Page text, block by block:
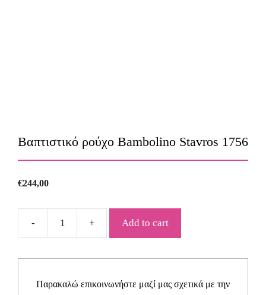
Βαπτιστικό ρούχο Bambolino Stavros 1756
€244,00
Βαπτιστικό
Bambolino
1756
Add to cart
Παρακαλώ επικοινωνήστε μαζί μας σχετικά με την